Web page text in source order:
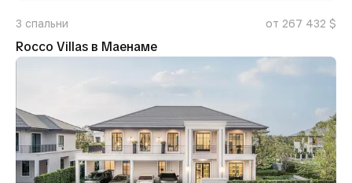
3 спальни от 267 432 $
Rocco Villas в Маенаме